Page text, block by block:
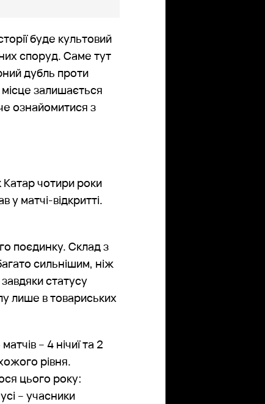
буде культовий
споруд. Саме тут
дубль проти
місце залишається
ознайомитися з
Катар чотири роки
матчі-відкритті.
поєдинку. Склад з
сильнішим, ніж
статусу
лише в товариських
– 4 нічиї та 2
рівня.
цього року:
– учасники